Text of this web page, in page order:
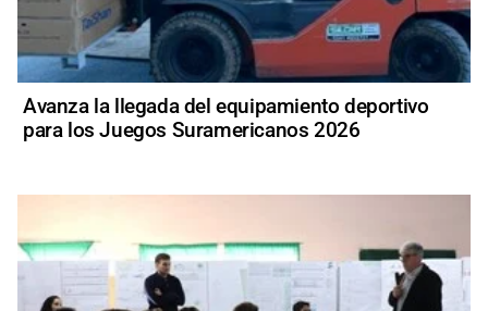
Avanza la llegada del equipamiento deportivo
para los Juegos Suramericanos 2026